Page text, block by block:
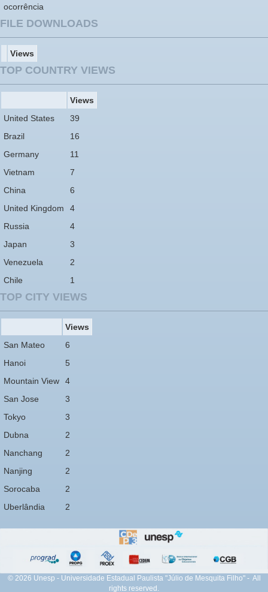
ocorrência
FILE DOWNLOADS
Views
TOP COUNTRY VIEWS
Views
United States
39
Brazil
16
Germany
11
Vietnam
7
China
6
United Kingdom
4
Russia
4
Japan
3
Venezuela
2
Chile
1
TOP CITY VIEWS
Views
San Mateo
6
Hanoi
5
Mountain View
4
San Jose
3
Tokyo
3
Dubna
2
Nanchang
2
Nanjing
2
Sorocaba
2
Uberlândia
2
© 2026 Unesp - Universidade Estadual Paulista "Júlio de Mesquita Filho" - All
rights reserved.